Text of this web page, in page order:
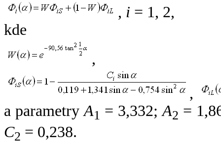
, i = 1, 2,
kde
,
,
a parametryA1 = 3,332;A2 =
C2 = 0,238.